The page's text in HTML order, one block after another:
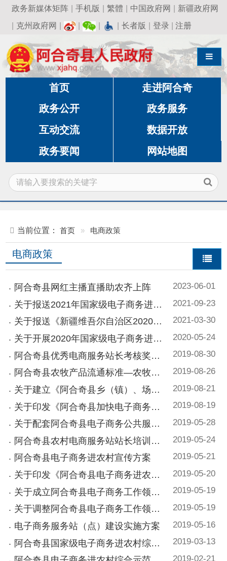
政务新媒体矩阵 | 手机版 繁體 | 中国政府网 | 新疆政府网
克州政府网 | | | 长者版 | 登录|注册
导航切换
首页 走进阿合奇
政务公开 政务服务
互动交流 数据开放
政务要闻 网站地图
当前位置： 首页 » 电商政策
电商政策
阿合奇县网红主播直播助农齐上阵
2021-09-23
关于报送2021年国家级电子商务进农村综合示范服务业资金实施方案的通知
2021-03-30
关于报送《新疆维吾尔自治区2020年国家级电子商务进农村综合示范工作方案》的通知
2020-05-24
关于开展2020年国家级电子商务进农村综合示范县申报工作的通知
2019-08-21
关于建立《阿合奇县乡（镇）、场扶贫书记联系电子商务服务站点工作制度》的通知
2019-08-19
关于印发《阿合奇县加快电子商务发展推进方案》的通知
2019-05-28
关于配套阿合奇县电子商务公共服务中心场地的证明
2019-05-24
阿合奇县农村电商服务站站长培训实施方案
2019-05-21
阿合奇县电子商务进农村宣传方案
2019-05-20
关于印发《阿合奇县电子商务进农村综合示范项目专项资金管理办法（暂行）》等制度的通...
关于成立阿合奇县电子商务工作领导小组的通知
2019-03-13
阿合奇县国家级电子商务进农村综合示范项目验收管理制度
2019-02-21
阿合奇县电子商务进农村综合示范项目管理制度
2019-02-14
关于开展2018年电子商务进农村综合示范工作的通知
2019-01-20
关于印发《阿合奇县电子商务进农村综合示范项目实施方案》的通知
首页 上一页 1 下一页 尾页
共 19 条
/
共 1 页 跳转至 页 GO